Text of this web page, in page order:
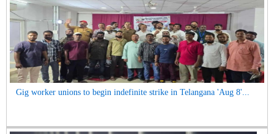
Gig worker unions to begin indefinite strike in Telangana 'Aug 8'...